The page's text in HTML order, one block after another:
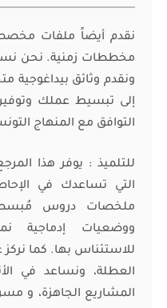
نقدم أيضاً ملفات
مخططات زمنية. نحن
ونقدم وثائق
إلى تبسيط عملك
التوافق مع المنهاج
للتلميذ : يوفر هذا
التي تساعدك في
ملخصات دروس
ووضعيات إدماجية
للاستئناس بها. كما
العطلة، ونساعد في
المشاريع الجاهزة، و